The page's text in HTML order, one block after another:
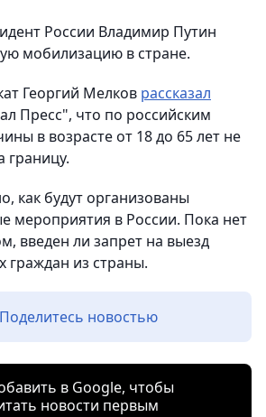
России Владимир Путин
мобилизацию в стране.
Георгий Мелков рассказал
Пресс", что по российским
в возрасте от 18 до 65 лет не
границу.
как будут организованы
мероприятия в России. Пока нет
введен ли запрет на выезд
граждан из страны.
Поделитесь новостью
в Google, чтобы
новости первым